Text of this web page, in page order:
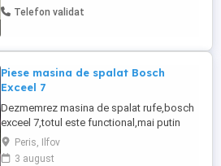
Telefon validat
Piese masina de spalat Bosch
Exceel 7
Dezmemrez masina de spalat rufe,bosch
exceel 7,totul este functional,mai putin
tripoda,care este rupta.
Peris, Ilfov
3 august